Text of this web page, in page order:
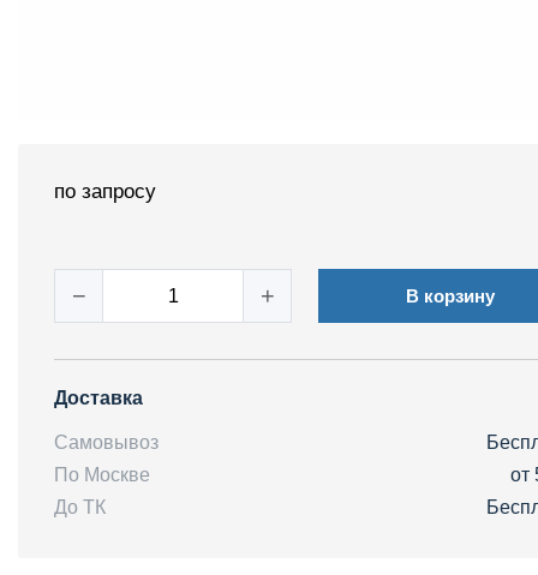
по запросу
− + В корзину
Доставка
Самовывоз
По Москве
от
До ТК